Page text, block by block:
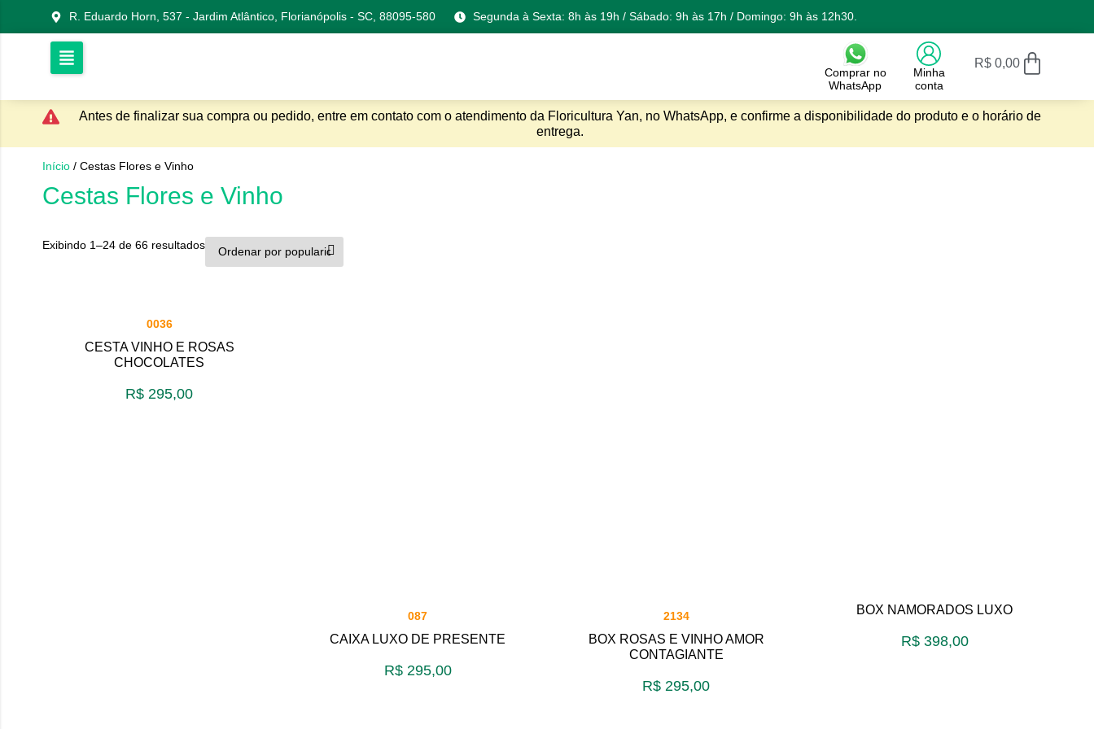
R. Eduardo Horn, 537 - Jardim Atlântico, Florianópolis - SC, 88095-580 Segunda à Sexta: 8h às 19h / Sábado: 9h às 17h / Domingo: 9h às 12h30.
Comprar no
WhatsApp
Minha
conta
R$ 0,00
Antes de finalizar sua compra ou pedido, entre em contato com o atendimento da Floricultura Yan, no WhatsApp, e confirme a disponibilidade do produto e o horário de
entrega.
Início / Cestas Flores e Vinho
Cestas Flores e Vinho
Exibindo 1–24 de 66 resultados
0036
CESTA VINHO E ROSAS
CHOCOLATES
R$ 295,00
087
CAIXA LUXO DE PRESENTE
R$295,00
2134
BOX ROSAS E VINHO AMOR
CONTAGIANTE
R$ 295,00
BOX NAMORADOS LUXO
R$398,00